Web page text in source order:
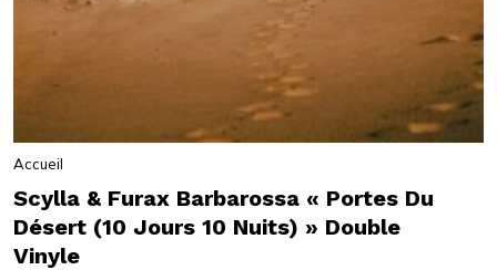
Accueil
Scylla & Furax Barbarossa « Portes Du
Désert (10 Jours 10 Nuits) » Double
Vinyle